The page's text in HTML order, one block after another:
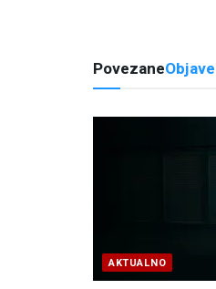
PovezaneObjave
AKTUALNO